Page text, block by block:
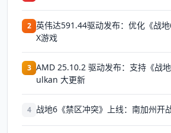
2 英伟达591.44驱动发布：优化《战
X游戏
3 AMD 25.10.2 驱动发布：支持《战
ulkan 大更新
4 战地6《禁区冲突》上线：南加州开